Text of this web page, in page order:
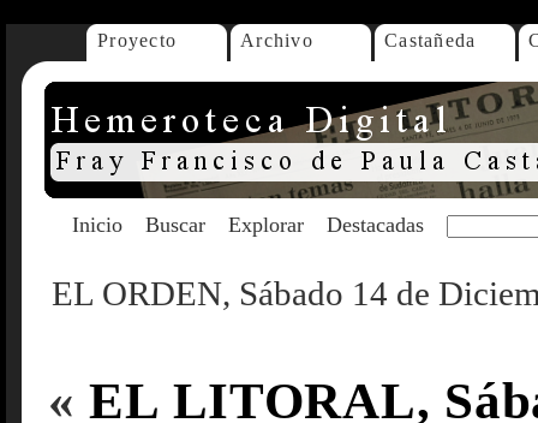
Proyecto Archivo Castañeda
Inicio Buscar Explorar Destacadas
EL ORDEN, Sábado 14 de
« EL LITORAL,